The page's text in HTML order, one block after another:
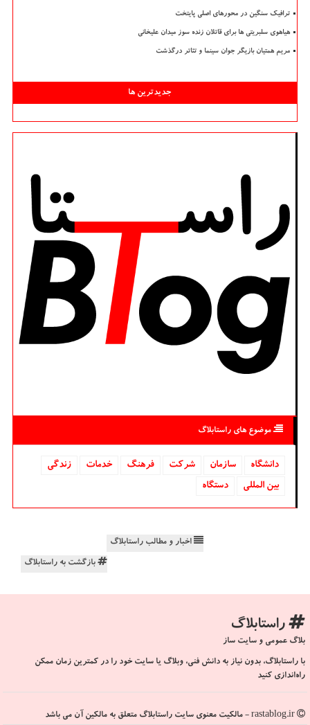
ترافیک سنگین در محورهای اصلی پایتخت
هیاهوی سلبریتی ها برای قاتلان زنده سوز میدان علیخانی
مریم همتیان بازیگر جوان سینما و تئاتر درگذشت
جدیدترین ها
موضوع های راستابلاگ
دانشگاه‌ سازمان شركت فرهنگ خدمات
زندگی
بین المللی
دستگاه
اخبار و مطالب راستابلاگ
بازگشت به راستابلاگ
راستابلاگ
بلاگ عمومی و سایت ساز
با راستابلاگ، بدون نیاز به دانش فنی، وبلاگ یا سایت خود را در کمترین زمان ممکن
راه‌اندازی کنید